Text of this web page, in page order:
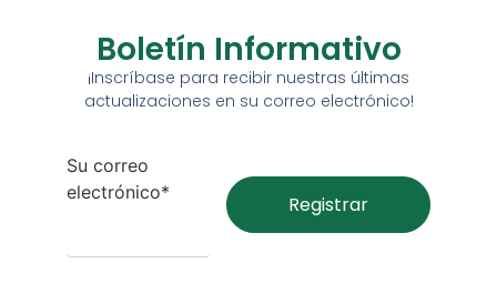
Boletín Informativo
¡Inscríbase para recibir nuestras últimas
actualizaciones en su correo electrónico!
Su correo
electrónico*